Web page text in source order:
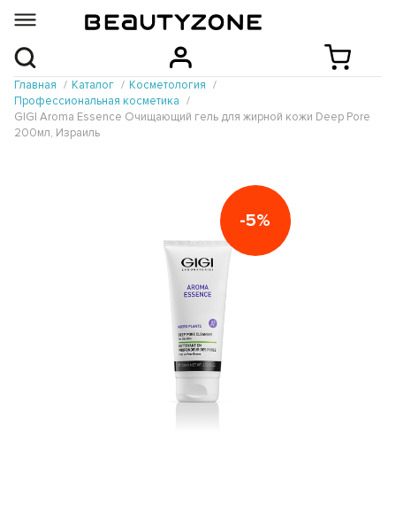
Главная Каталог
Косметология
Профессиональная косметика
GIGI Aroma Essence Очищающий гель для жирной кожи Deep Pore
200мл, Израиль
-5%